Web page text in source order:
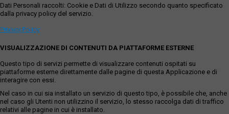
Dati Personali raccolti: Cookie e Dati di Utilizzo secondo quanto specificato
dalla privacy policy del servizio.
Privacy Policy
VISUALIZZAZIONE DI CONTENUTI DA PIATTAFORME ESTERNE
Questo tipo di servizi permette di visualizzare contenuti ospitati su
piattaforme esterne direttamente dalle pagine di questa Applicazione e di
interagire con essi.
Nel caso in cui sia installato un servizio di questo tipo, è possibile che, anche
nel caso gli Utenti non utilizzino il servizio, lo stesso raccolga dati di traffico
relativi alle pagine in cui è installato.